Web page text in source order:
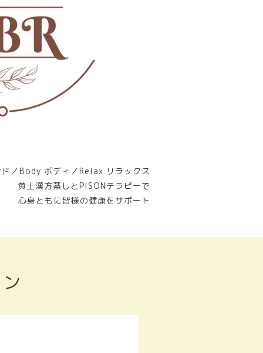
／Body ボディ／Relax リラックス
黄土漢方蒸しとPISONテラピーで
心身ともに皆様の健康をサポート